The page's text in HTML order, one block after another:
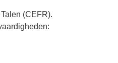
(CEFR).